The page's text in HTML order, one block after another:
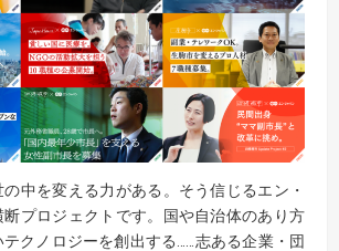
の中を変える力がある。そう信じるエン・
断プロジェクトです。国や自治体のあり方
クノロジーを創出する……志ある企業・団